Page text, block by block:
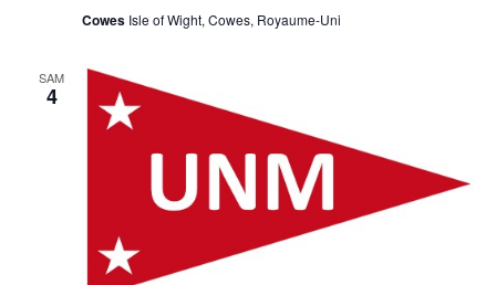
Cowes Isle of Wight, Cowes, Royaume-Uni
SAM
4